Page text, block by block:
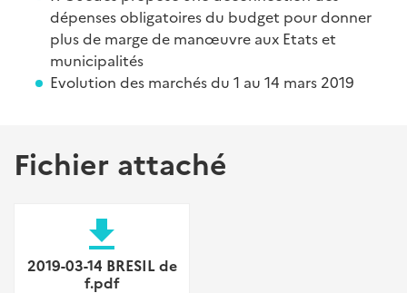
dépenses obligatoires du budget pour donner
plus de marge de manœuvre aux Etats et
municipalités
Evolution des marchés du 1 au 14 mars 2019
Fichier attaché
file_download
2019-03-14 BRESIL de
f.pdf